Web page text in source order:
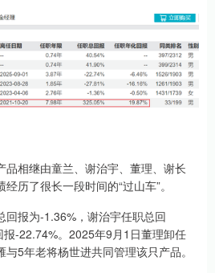
相继由童兰、谢治宇、董理、谢长
历了很长一段时间的“过山车”。
报为-1.36%，谢治宇任职总回
-22.74%。2025年9月1日董理卸任
5年老将杨世进共同管理该只产品。